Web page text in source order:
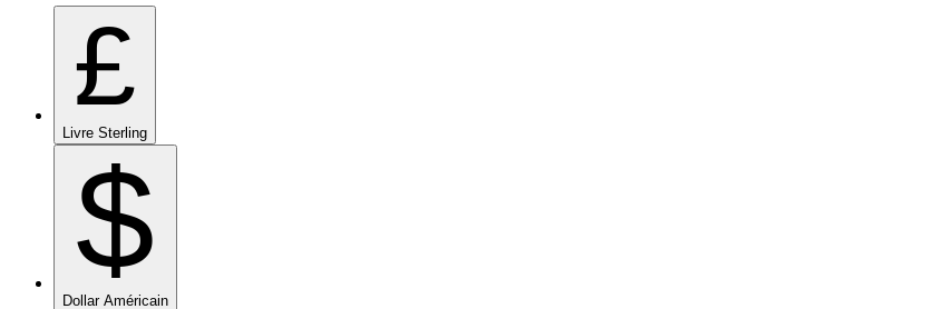
£
Livre Sterling
$
Dollar Américain